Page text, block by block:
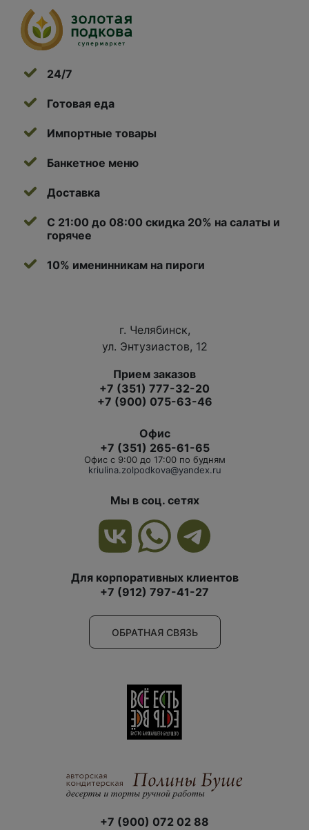
24/7
Готовая еда
Импортные товары
Банкетное меню
Доставка
С 21:00 до 08:00 скидка 20% на салаты и
горячее
10% именинникам на пироги
г. Челябинск,
ул. Энтузиастов, 12
Прием заказов
+7 (351) 777-32-20
+7 (900) 075-63-46
Офис
+7 (351) 265-61-65
Офис с 9:00 до 17:00 по будням
kriulina.zolpodkova@yandex.ru
Мы в соц. сетях
Для корпоративных клиентов
+7 (912) 797-41-27
ОБРАТНАЯ СВЯЗЬ
+7 (900) 072 02 88